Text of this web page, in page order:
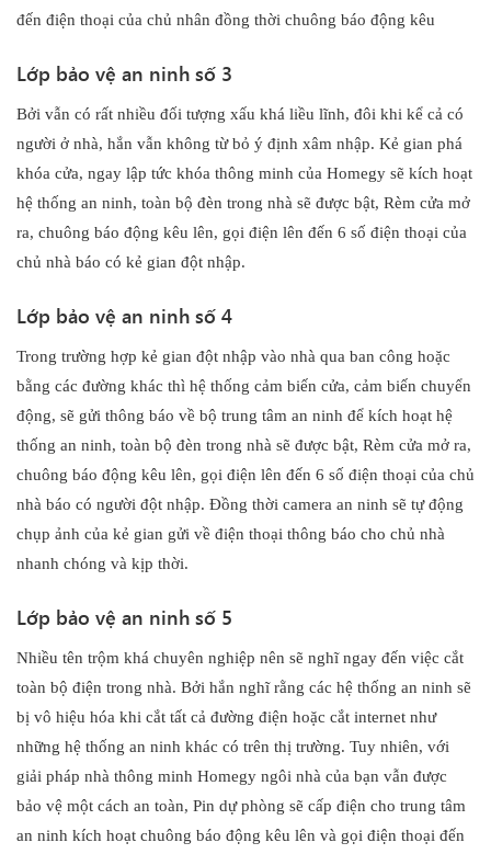
đến điện thoại của chủ nhân đồng thời chuông báo động kêu
Lớp bảo vệ an ninh số 3
Bởi vẫn có rất nhiều đối tượng xấu khá liều lĩnh, đôi khi kể cả có
người ở nhà, hắn vẫn không từ bỏ ý định xâm nhập. Kẻ gian phá
khóa cửa, ngay lập tức khóa thông minh của Homegy sẽ kích hoạt
hệ thống an ninh, toàn bộ đèn trong nhà sẽ được bật, Rèm cửa mở
ra, chuông báo động kêu lên, gọi điện lên đến 6 số điện thoại của
chủ nhà báo có kẻ gian đột nhập.
Lớp bảo vệ an ninh số 4
Trong trường hợp kẻ gian đột nhập vào nhà qua ban công hoặc
bằng các đường khác thì hệ thống cảm biến cửa, cảm biến chuyển
động, sẽ gửi thông báo về bộ trung tâm an ninh để kích hoạt hệ
thống an ninh, toàn bộ đèn trong nhà sẽ được bật, Rèm cửa mở ra,
chuông báo động kêu lên, gọi điện lên đến 6 số điện thoại của chủ
nhà báo có người đột nhập. Đồng thời camera an ninh sẽ tự động
chụp ảnh của kẻ gian gửi về điện thoại thông báo cho chủ nhà
nhanh chóng và kịp thời.
Lớp bảo vệ an ninh số 5
Nhiều tên trộm khá chuyên nghiệp nên sẽ nghĩ ngay đến việc cắt
toàn bộ điện trong nhà. Bởi hắn nghĩ rằng các hệ thống an ninh sẽ
bị vô hiệu hóa khi cắt tất cả đường điện hoặc cắt internet như
những hệ thống an ninh khác có trên thị trường. Tuy nhiên, với
giải pháp nhà thông minh Homegy ngôi nhà của bạn vẫn được
bảo vệ một cách an toàn, Pin dự phòng sẽ cấp điện cho trung tâm
an ninh kích hoạt chuông báo động kêu lên và gọi điện thoại đến